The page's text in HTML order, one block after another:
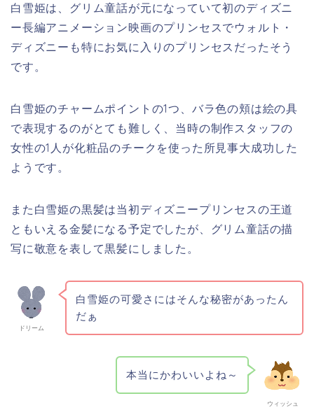
白雪姫は、グリム童話が元になっていて初のディズニ
ー長編アニメーション映画のプリンセスでウォルト・
ディズニーも特にお気に入りのプリンセスだったそう
です。
白雪姫のチャームポイントの1つ、バラ色の頬は絵の具
で表現するのがとても難しく、当時の制作スタッフの
女性の1人が化粧品のチークを使った所見事大成功した
ようです。
また白雪姫の黒髪は当初ディズニープリンセスの王道
ともいえる金髪になる予定でしたが、グリム童話の描
写に敬意を表して黒髪にしました。
ドリーム
白雪姫の可愛さにはそんな秘密があったん
だぁ
ウィッシュ
本当にかわいいよね～